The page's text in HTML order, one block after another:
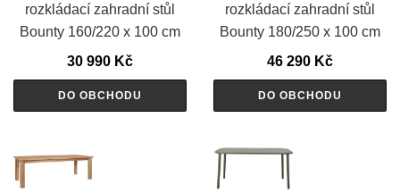
rozkládací zahradní stůl
Bounty 160/220 x 100 cm
30 990 Kč
DO OBCHODU
rozkládací zahradní stůl
Bounty 180/250 x 100 cm
46 290 Kč
DO OBCHODU